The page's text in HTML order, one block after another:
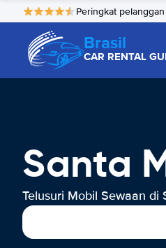
Peringkat pelanggan
Brasil
CAR RENTAL
Santa
Telusuri Mobil Sewaan di